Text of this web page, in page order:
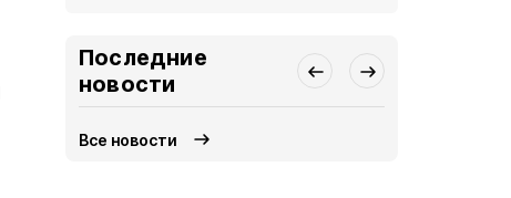
Последние
новости
Все новости